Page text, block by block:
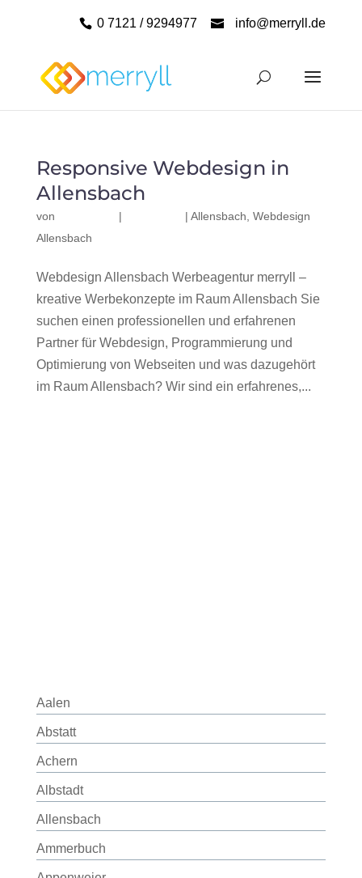
0 7121 / 9294977 info@merryll.de
Responsive Webdesign in
Allensbach
von | | Allensbach Webdesign
Allensbach
Webdesign Allensbach Werbeagentur merryll –
kreative Werbekonzepte im Raum Allensbach Sie
suchen einen professionellen und erfahrenen
Partner für Webdesign, Programmierung und
Optimierung von Webseiten und was dazugehört
im Raum Allensbach? Wir sind ein erfahrenes,...
Aalen
Abstatt
Achern
Albstadt
Allensbach
Ammerbuch